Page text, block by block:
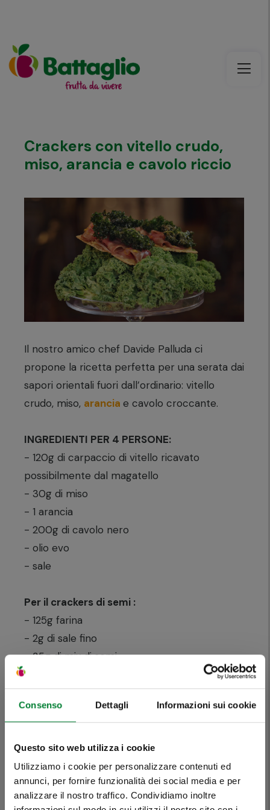
Consenso Dettagli Informazioni sui cookie
Questo sito web utilizza i cookie
Utilizziamo i cookie per personalizzare contenuti ed
annunci, per fornire funzionalità dei social media e per
analizzare il nostro traffico. Condividiamo inoltre
Crackers con vitello crudo,
miso, arancia e cavolo riccio
Il nostro amico chef Davide Palluda ci
propone la ricetta perfetta per una serata dai
sapori orientali fuori dall’ordinario: vitello
crudo, miso, arancia e cavolo croccante.
INGREDIENTI PER 4 PERSONE:
- 120g di carpaccio di vitello ricavato
possibilmente dal magatello
- 30g di miso
- 1 arancia
- 200g di cavolo nero
- olio evo
- sale
Per il crackers di semi :
- 125g farina
- 2g di sale fino
- 35g di mix di semi
- 20ml di olio evo
- 55ml di acqua
Impastate tutti gli ingredienti per i crackers e
lavorate energicamente con le mani.
Stendete con il mattarello la pasta molto
sottile e tagliatela a rettangoli di 5cm di